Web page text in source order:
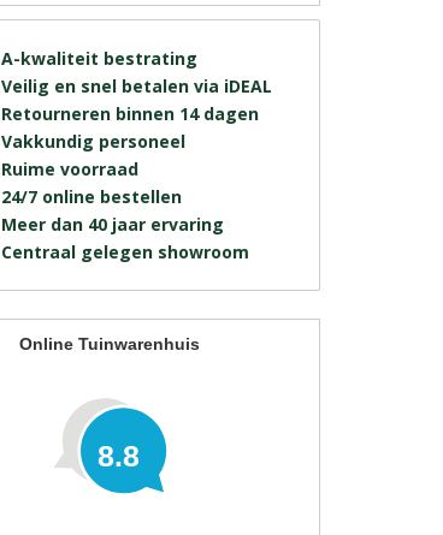
A-kwaliteit bestrating
Veilig en snel betalen via iDEAL
Retourneren binnen 14 dagen
Vakkundig personeel
Ruime voorraad
24/7 online bestellen
Meer dan 40 jaar ervaring
Centraal gelegen showroom
Online Tuinwarenhuis
8.8